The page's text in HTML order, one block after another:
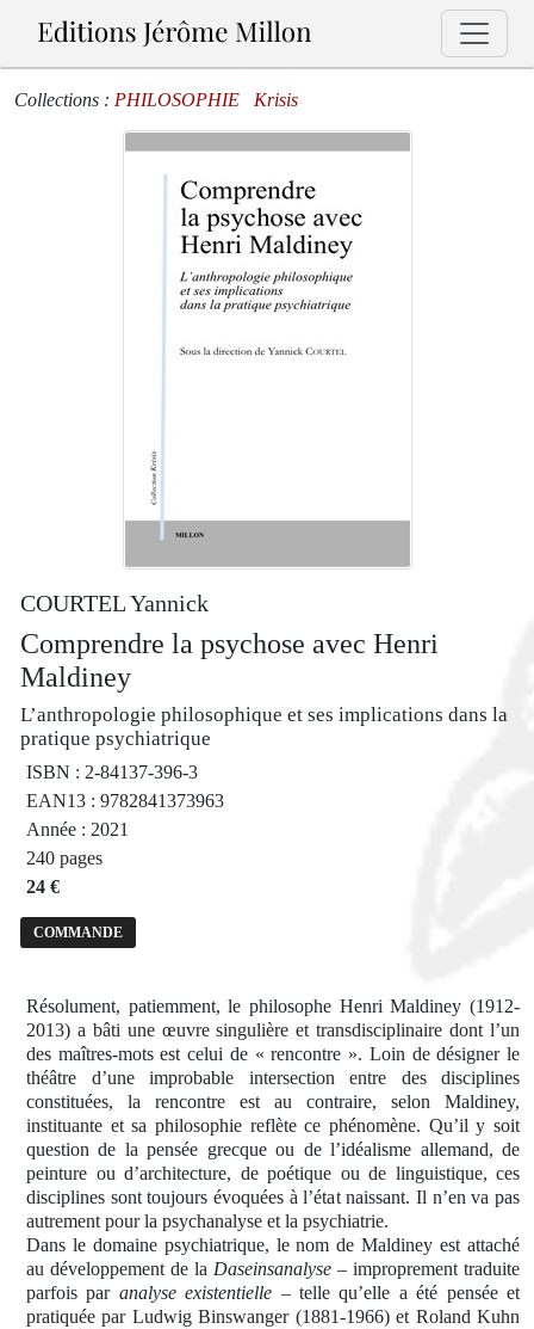
Collections : PHILOSOPHIE Krisis
COURTEL Yannick
Comprendre la psychose avec Henri
Maldiney
L’anthropologie philosophique et ses implications dans la
pratique psychiatrique
ISBN : 2-84137-396-3
EAN13 : 9782841373963
Année : 2021
240 pages
24 €
COMMANDE
Résolument, patiemment, le philosophe Henri Maldiney (1912-
2013) a bâti une œuvre singulière et transdisciplinaire dont l’un
des maîtres-mots est celui de « rencontre ». Loin de désigner le
théâtre d’une improbable intersection entre des disciplines
constituées, la rencontre est au contraire, selon Maldiney,
instituante et sa philosophie reflète ce phénomène. Qu’il y soit
question de la pensée grecque ou de l’idéalisme allemand, de
peinture ou d’architecture, de poétique ou de linguistique, ces
disciplines sont toujours évoquées à l’état naissant. Il n’en va pas
autrement pour la psychanalyse et la psychiatrie.
Dans le domaine psychiatrique, le nom de Maldiney est attaché
au développement de la Daseinsanalyse – improprement traduite
parfois par analyse existentielle – telle qu’elle a été pensée et
pratiquée par Ludwig Binswanger (1881-1966) et Roland Kuhn